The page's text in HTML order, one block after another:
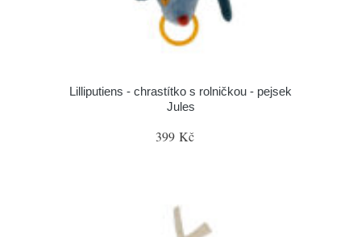
Lilliputiens - chrastítko s rolničkou - pejsek
Jules
399 Kč